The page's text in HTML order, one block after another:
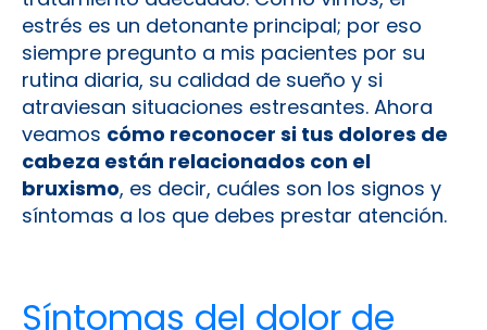
estrés es un detonante principal; por eso
siempre pregunto a mis pacientes por su
rutina diaria, su calidad de sueño y si
atraviesan situaciones estresantes. Ahora
veamos cómo reconocer si tus dolores de
cabeza están relacionados con el
bruxismo, es decir, cuáles son los signos y
síntomas a los que debes prestar atención.
Síntomas del dolor de